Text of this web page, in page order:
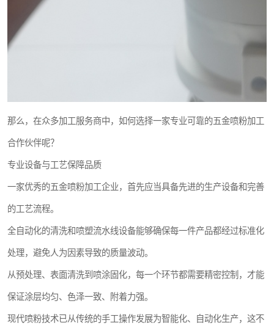
那么，在众多加工服务商中，如何选择一家专业可靠的五金喷粉加工
合作伙伴呢？
专业设备与工艺保障品质
一家优秀的五金喷粉加工企业，首先应当具备先进的生产设备和完善
的工艺流程。
全自动化的清洗和喷塑流水线设备能够确保每一件产品都经过标准化
处理，避免人为因素导致的质量波动。
从预处理、表面清洗到喷涂固化，每一个环节都需要精密控制，才能
保证涂层均匀、色泽一致、附着力强。
现代喷粉技术已从传统的手工操作发展为智能化、自动化生产，这不